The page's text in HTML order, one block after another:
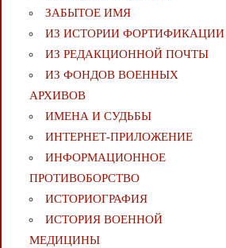
ЗАБЫТОЕ ИМЯ
ИЗ ИСТОРИИ ФОРТИФИКАЦИИ
ИЗ РЕДАКЦИОННОЙ ПОЧТЫ
ИЗ ФОНДОВ ВОЕННЫХ
АРХИВОВ
ИМЕНА И СУДЬБЫ
ИНТЕРНЕТ-ПРИЛОЖЕНИЕ
ИНФОРМАЦИОННОЕ
ПРОТИВОБОРСТВО
ИСТОРИОГРАФИЯ
ИСТОРИЯ ВОЕННОЙ
МЕДИЦИНЫ